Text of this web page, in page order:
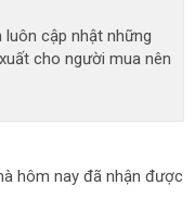
luôn cập nhật những
cho người mua nên
hôm nay đã nhận được